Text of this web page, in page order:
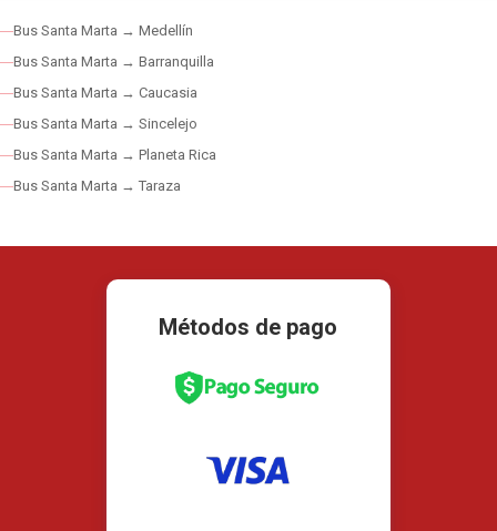
Bus Santa Marta → Medellín
Bus Santa Marta → Barranquilla
Bus Santa Marta → Caucasia
Bus Santa Marta → Sincelejo
Bus Santa Marta → Planeta Rica
Bus Santa Marta → Taraza
Métodos de pago